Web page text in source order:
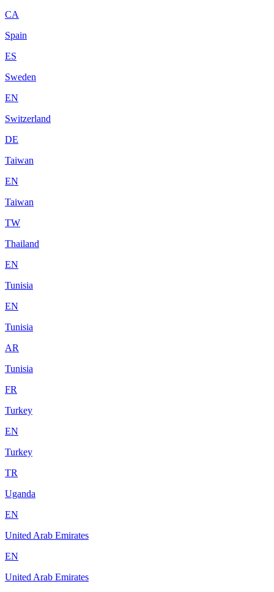
CA
Spain
ES
Sweden
EN
Switzerland
DE
Taiwan
EN
Taiwan
TW
Thailand
EN
Tunisia
EN
Tunisia
AR
Tunisia
FR
Turkey
EN
Turkey
TR
Uganda
EN
United Arab Emirates
EN
United Arab Emirates